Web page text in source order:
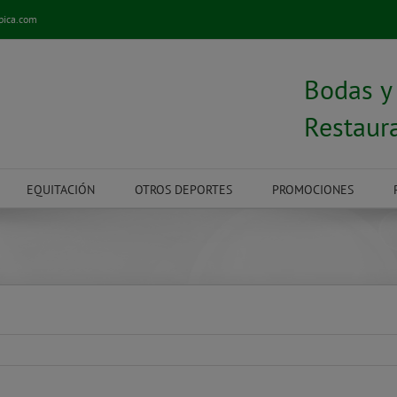
Bodas
EQUITACIÓN OTROS DEPORTES PROMOCIONES